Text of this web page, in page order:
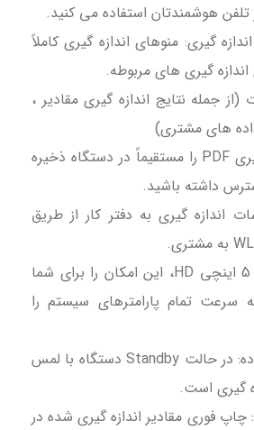
هوشمندتان استفاده می کنید.
گیری: منوهای اندازه گیری کاملاً
گیری های مربوطه.
جمله نتایج اندازه گیری مقادیر ،
های مشتری)
گزارش های اندازه گیری PDF را مستقیماً در دستگاه ذخیره
داشته باشید.
اندازه گیری به دفتر کار از طریق
صفحه نمایش بزرگ 5 اینچی HD، این امکان را برای شما
سرعت تمام پارامترهای سیستم را
بلافاصله آماده استفاده: در حالت Standby دستگاه با لمس
گیری است.
چاپ فوری مقادیر اندازه گیری شده در